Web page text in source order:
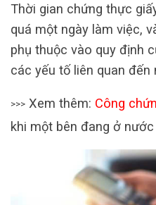
Thời gian chứng thực
quá một ngày làm việc,
phụ thuộc vào quy định
các yếu tố liên quan đến
>>> Xem thêm: Công
khi một bên đang ở